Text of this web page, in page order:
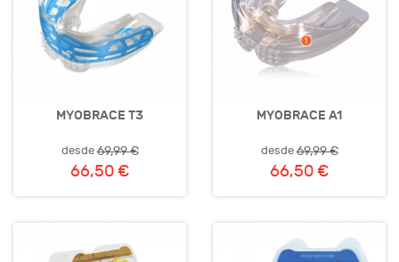
MYOBRACE T3
desde69,99 €
66,50 €
MYOBRACE A1
desde69,99 €
66,50 €